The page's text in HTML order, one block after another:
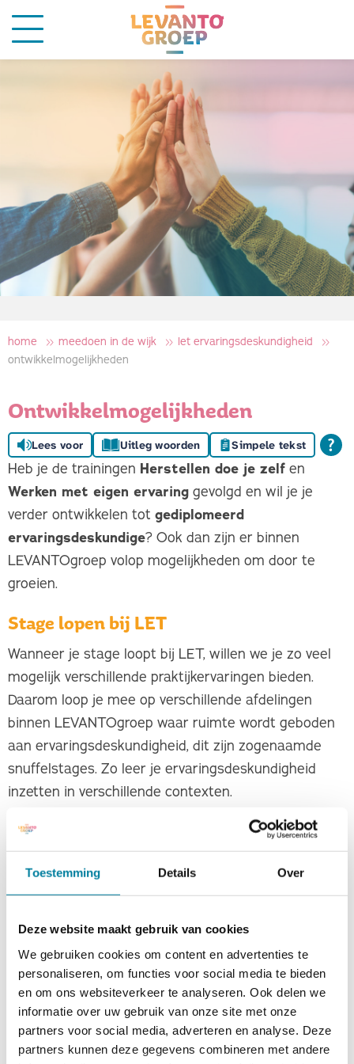
Toestemming Details Over
Deze website maakt gebruik van cookies
We gebruiken cookies om content en advertenties te
personaliseren, om functies voor social media te bieden
en om ons websiteverkeer te analyseren. Ook delen we
informatie over uw gebruik van onze site met onze
partners voor social media, adverteren en analyse. Deze
partners kunnen deze gegevens combineren met andere
home meedoen in de wijk
let ervaringsdeskundigheid
ontwikkelmogelijkheden
Ontwikkelmogelijkheden
Lees voor Uitleg woorden Simpele tekst
Heb je de trainingen Herstellen doe je zelf en
Werken met eigen ervaring gevolgd en wil je je
verder ontwikkelen tot gediplomeerd
ervaringsdeskundige? Ook dan zijn er binnen
LEVANTOgroep volop mogelijkheden om door te
groeien.
Stage lopen bij LET
Wanneer je stage loopt bij LET, willen we je zo veel
mogelijk verschillende praktijkervaringen bieden.
Daarom loop je mee op verschillende afdelingen
binnen LEVANTOgroep waar ruimte wordt geboden
aan ervaringsdeskundigheid, dit zijn zogenaamde
snuffelstages. Zo leer je ervaringsdeskundigheid
inzetten in verschillende contexten.
Andere (mogelijke) taken waar je je als stagiaire
binnen je stage mee bezighoudt: het verzorgen van
Ont-moet bijeenkomsten, trainingen geven, je
herstelverhaal delen (in diverse verbanden),
casuïstiek overleggen bijwonen. We geloven bij LET
dat iedereen eigen kwaliteiten heeft en deze moet
kunnen benutten en inzetten en daarom bieden we
je ook enige vrije ruimte. In deze vrije ruimte kun je
in overleg met je stagebegeleider bijvoorbeeld
projecten oppakken die jou aan het hart gaan. Ook